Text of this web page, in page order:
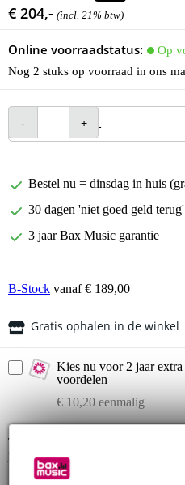
€ 204,- (incl. 21% btw)
Online voorraadstatus:
Op
Nog 2 stuks op voorraad in ons
Bestel nu = dinsdag in huis
30 dagen 'niet goed geld
3 jaar Bax Music garantie
B-Stock vanaf € 189,00
Gratis ophalen in de winkel
Kies nu voor 2 jaar
voordelen
€ 10,20 eenmalig
Twijfel je of de
je past? Doe de check.